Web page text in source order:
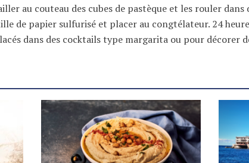
au couteau des cubes de pastèque et les rouler dans
de papier sulfurisé et placer au congtélateur. 24
dans des cocktails type margarita ou pour décorer